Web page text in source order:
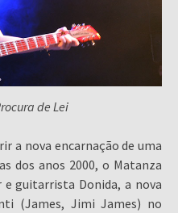
de Lei
a nova encarnação de uma
dos anos 2000, o Matanza
guitarrista Donida, a nova
(James, Jimi James) no